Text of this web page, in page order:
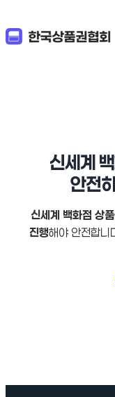
신세계
안전
신세계 백화점 상
진행해야 안전합니